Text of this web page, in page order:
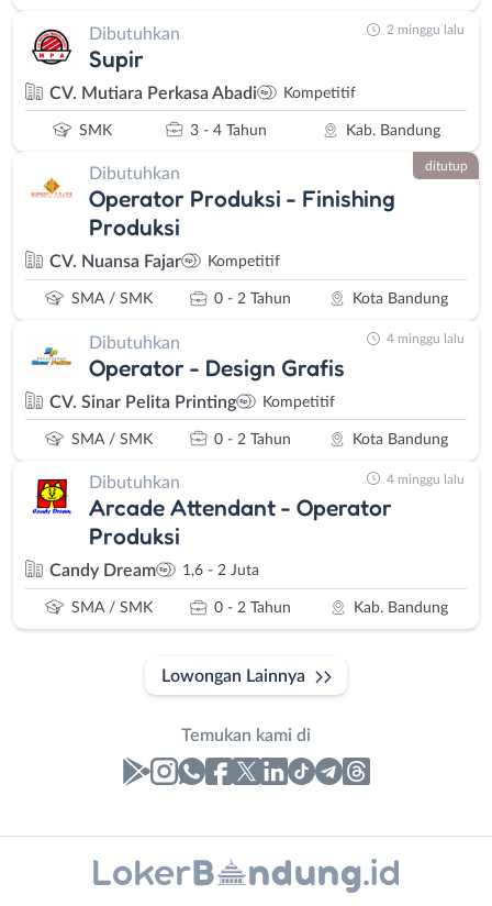
Dibutuhkan
Supir
CV. Mutiara Perkasa Abadi Kompetitif
SMK 3 - 4 Tahun Kab. Bandung
2 minggu lalu
Dibutuhkan
Operator Produksi - Finishing
Produksi
CV. Nuansa Fajar Kompetitif
SMA / SMK 0 - 2 Tahun Kota Bandung
ditutup
Dibutuhkan
Operator - Design Grafis
CV. Sinar Pelita Printing Kompetitif
SMA / SMK 0 - 2 Tahun Kota Bandung
4 minggu lalu
Dibutuhkan
Arcade Attendant - Operator
Produksi
Candy Dream 1,6 - 2 Juta
SMA / SMK 0 - 2 Tahun Kab. Bandung
4 minggu lalu
Lowongan Lainnya
Temukan kami di
Lowongan